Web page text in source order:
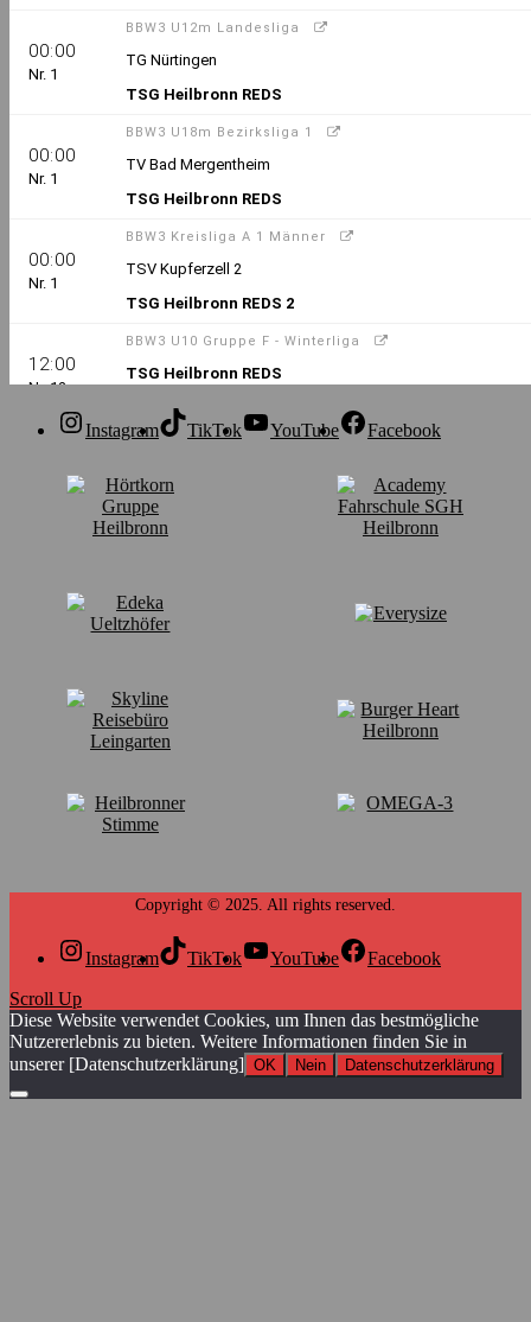
Instagram TikTok YouTube Facebook
Instagram TikTok YouTube
Facebook
Scroll Up
Diese Website verwendet Cookies, um Ihnen das bestmögliche
Nutzererlebnis zu bieten. Weitere Informationen finden Sie in
unserer [Datenschutzerklärung] OK Nein Datenschutzerklärung